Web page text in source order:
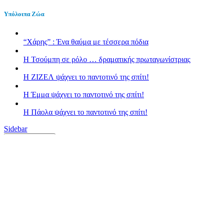
Υπόλοιπα Ζώα
“Χάρης” : Ένα θαύμα με τέσσερα πόδια
H Τσούμπη σε ρόλο … δραματικής πρωταγωνίστριας
Η ΖΙΖΕΛ ψάχνει το παντοτινό της σπίτι!
H Έμμα ψάχνει το παντοτινό της σπίτι!
Η Πάολα ψάχνει το παντοτινό της σπίτι!
Sidebar